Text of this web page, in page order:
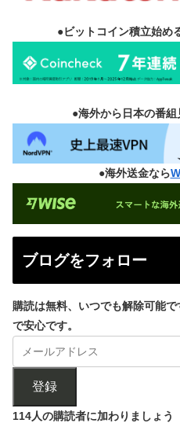
●ビットコイン積立始め
●海外から日本の番組
●海外送金なら
ブログをフォロー
購読は無料、いつでも解除可能
で安心です。
登録
114人の購読者に加わりましょう